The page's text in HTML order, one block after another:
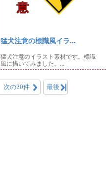
猛犬注意の標識風イラ...
猛犬注意のイラスト素材です。標識
風に描いてみました。...
次の20件 最後